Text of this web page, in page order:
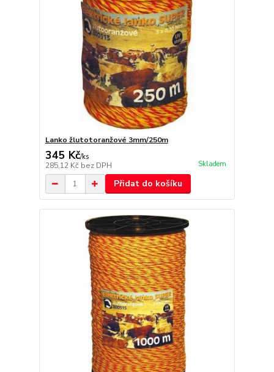
Lanko žlutotoranžové 3mm/250m
345 Kč/ks
285,12 Kč bez DPH Skladem
Přidat do košíku